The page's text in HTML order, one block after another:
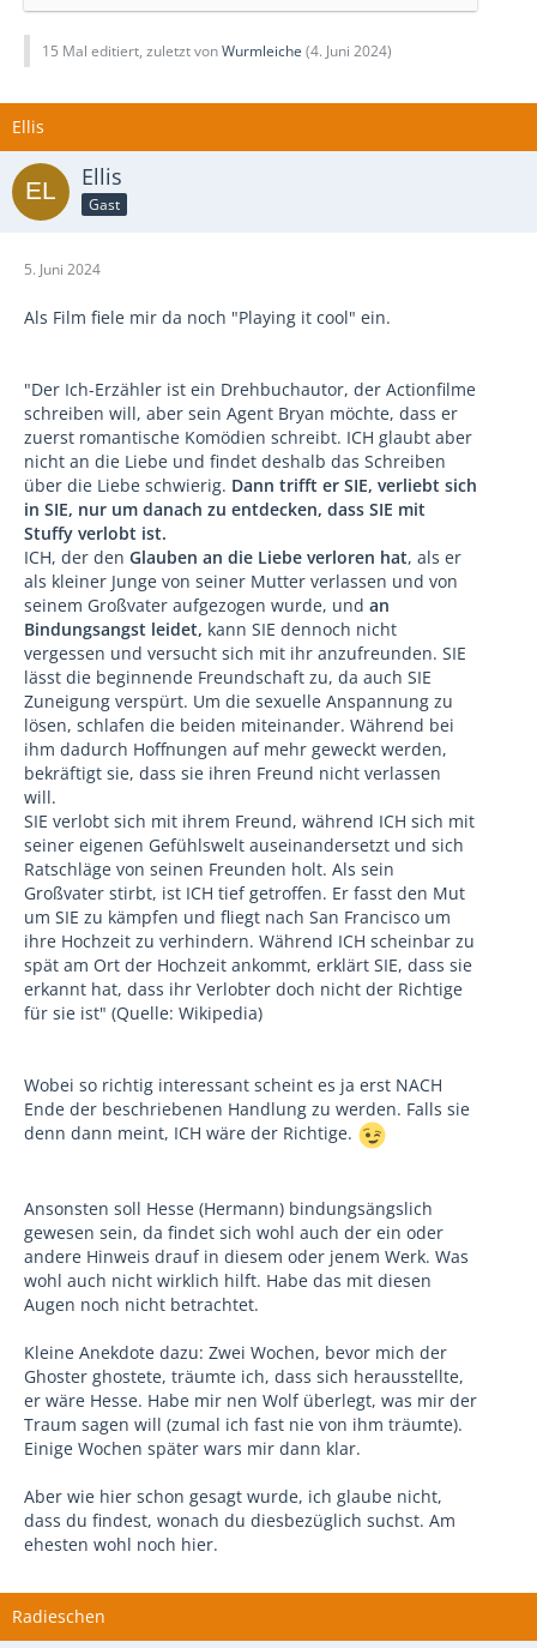
hervorgeschaut.
Der Schutz, den mir diese Fassade bot, stellte sich
nicht klar herausschauen konnte? Wie sollte
jemand hineinschauen können?
es: "Erst in jüngster Vergangenheit habe ich damit
begonnen, beide Personen in mir zu vereinen. Den
Mann und den Jungen in mir, den Hass und die Liebe
Es mag nach Westentaschenpsychologie klingen,
ewiger Gentleman, seine zahlreichen
seine Kindheit zurückzuführen, aber tatsächlich lassen
seine Ausführungen genau das vermuten: "Ich hatte
keine Schwestern, wurde mit neun Jahren von meiner
Mutter getrennt, war schmerzhaft schüchtern in der
Gegenwart von Mädchen und habe doch dreimal
geheiratet und auf der Leinwand – in der Öffentlichkeit,
vor Millionen von Menschen –so faszinierende Frauen
geliebt wie Ingrid Bergman, Doris Day, Mae West, Irene
Dunne, Deborah Kerr, Eva Marie Saint, Sophia Loren,
Marlene Dietrich und Grace Kelly."
Vor allem seine Mutter spielt eine tragische Rolle in
Grants Biografie. Sie wurde, als er neun Jahre alt war,
wegen psychischer Probleme in eine geschlossene
Heilanstalt überwiesen – die Hintergründe erfuhr Grant
erst Jahre später. Er lebte in dem Glauben, sie hätte ihn
verlassen.
Neue Biografie des Schauspielers: Cary Grant war
bisexuell und auf LSD | Unterhaltung | BILD.de
15 Mal editiert, zuletzt vonWurmleiche (4. Juni 2024)
Ellis
Ellis
Gast
5. Juni 2024
Als Film fiele mir da noch "Playing it cool" ein.
"Der Ich-Erzähler ist ein Drehbuchautor, der Actionfilme
schreiben will, aber sein Agent Bryan möchte, dass er
zuerst romantische Komödien schreibt. ICH glaubt aber
nicht an die Liebe und findet deshalb das Schreiben
über die Liebe schwierig. Dann trifft er SIE, verliebt sich
in SIE, nur um danach zu entdecken, dass SIE mit
Stuffy verlobt ist.
ICH, der den Glauben an die Liebe verloren hat, als er
als kleiner Junge von seiner Mutter verlassen und von
seinem Großvater aufgezogen wurde, und an
Bindungsangst leidet, kann SIE dennoch nicht
vergessen und versucht sich mit ihr anzufreunden. SIE
lässt die beginnende Freundschaft zu, da auch SIE
Zuneigung verspürt. Um die sexuelle Anspannung zu
lösen, schlafen die beiden miteinander. Während bei
ihm dadurch Hoffnungen auf mehr geweckt werden,
bekräftigt sie, dass sie ihren Freund nicht verlassen
will.
SIE verlobt sich mit ihrem Freund, während ICH sich mit
seiner eigenen Gefühlswelt auseinandersetzt und sich
Ratschläge von seinen Freunden holt. Als sein
Großvater stirbt, ist ICH tief getroffen. Er fasst den Mut
um SIE zu kämpfen und fliegt nach San Francisco um
ihre Hochzeit zu verhindern. Während ICH scheinbar zu
spät am Ort der Hochzeit ankommt, erklärt SIE, dass sie
erkannt hat, dass ihr Verlobter doch nicht der Richtige
für sie ist" (Quelle: Wikipedia)
Wobei so richtig interessant scheint es ja erst NACH
Ende der beschriebenen Handlung zu werden. Falls sie
denn dann meint, ICH wäre der Richtige.
Ansonsten soll Hesse (Hermann) bindungsängslich
gewesen sein, da findet sich wohl auch der ein oder
andere Hinweis drauf in diesem oder jenem Werk. Was
wohl auch nicht wirklich hilft. Habe das mit diesen
Augen noch nicht betrachtet.
Kleine Anekdote dazu: Zwei Wochen, bevor mich der
Ghoster ghostete, träumte ich, dass sich herausstellte,
er wäre Hesse. Habe mir nen Wolf überlegt, was mir der
Traum sagen will (zumal ich fast nie von ihm träumte).
Einige Wochen später wars mir dann klar.
Aber wie hier schon gesagt wurde, ich glaube nicht,
dass du findest, wonach du diesbezüglich suchst. Am
ehesten wohl noch hier.
Radieschen